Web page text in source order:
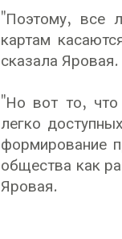
"Поэтому, все
картам
сказала Яровая.
"Но вот то, что
легко
формирование
общества как
Яровая.